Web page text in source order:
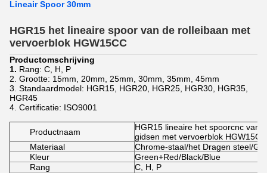
Lineair Spoor 30mm
HGR15 het lineaire spoor van de rolleibaan met
vervoerblok HGW15CC
Productomschrijving
1. Rang: C, H, P
2. Grootte: 15mm, 20mm, 25mm, 30mm, 35mm, 45mm
3. Standaardmodel: HGR15, HGR20, HGR25, HGR30, HGR35,
HGR45
4. Certificatie: ISO9001
Productnaam
HGR15 lineaire het spoorcnc van
gidsen met vervoerblok
Materiaal
Chrome-staal/het Dragen steel/
Kleur
Green+Red/Black/Blue
Rang
C, H, P